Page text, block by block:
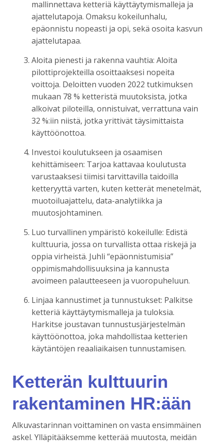
mallinnettava ketteriä käyttäytymismalleja ja
ajattelutapoja. Omaksu kokeilunhalu,
epäonnistu nopeasti ja opi, sekä osoita kasvun
ajattelutapaa.
Aloita pienesti ja rakenna vauhtia: Aloita
pilottiprojekteilla osoittaaksesi nopeita
voittoja. Deloitten vuoden 2022 tutkimuksen
mukaan 78 % ketteristä muutoksista, jotka
alkoivat piloteilla, onnistuivat, verrattuna vain
32 %:iin niistä, jotka yrittivät täysimittaista
käyttöönottoa.
Investoi koulutukseen ja osaamisen
kehittämiseen: Tarjoa kattavaa koulutusta
varustaaksesi tiimisi tarvittavilla taidoilla
ketteryyttä varten, kuten ketterät menetelmät,
muotoiluajattelu, data-analytiikka ja
muutosjohtaminen.
Luo turvallinen ympäristö kokeilulle: Edistä
kulttuuria, jossa on turvallista ottaa riskejä ja
oppia virheistä. Juhli “epäonnistumisia”
oppimismahdollisuuksina ja kannusta
avoimeen palautteeseen ja vuoropuheluun.
Linjaa kannustimet ja tunnustukset: Palkitse
ketteriä käyttäytymismalleja ja tuloksia.
Harkitse joustavan tunnustusjärjestelmän
käyttöönottoa, joka mahdollistaa ketterien
käytäntöjen reaaliaikaisen tunnustamisen.
Ketterän kulttuurin
rakentaminen HR:ään
Alkuvastarinnan voittaminen on vasta ensimmäinen
askel. Ylläpitääksemme ketterää muutosta, meidän